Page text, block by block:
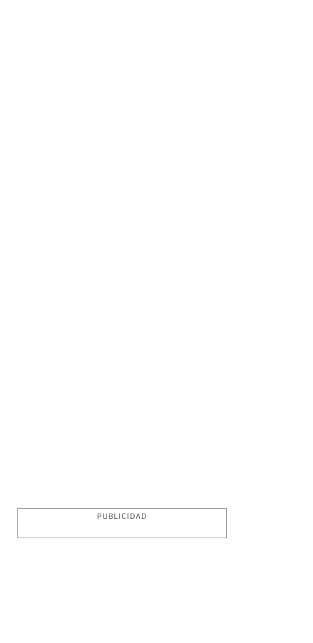
PUBLICIDAD